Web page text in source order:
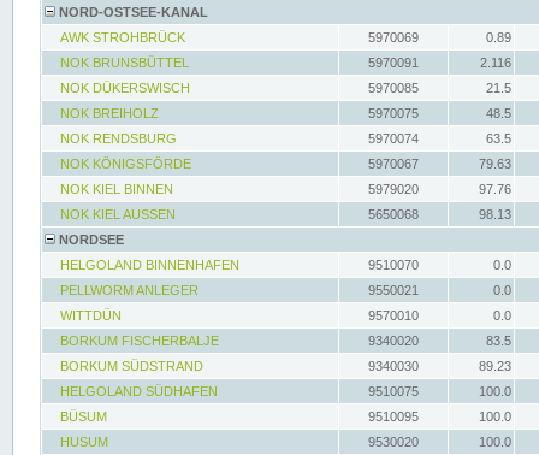
NORD-OSTSEE-KANAL
AWK STROHBRÜCK
5970069
0.89
NOK BRUNSBÜTTEL
5970091
2.116
NOK DÜKERSWISCH
5970085
21.5
NOK BREIHOLZ
5970075
48.5
NOK RENDSBURG
5970074
63.5
NOK KÖNIGSFÖRDE
5970067
79.63
NOK KIEL BINNEN
5979020
97.76
NOK KIEL AUSSEN
5650068
98.13
NORDSEE
HELGOLAND BINNENHAFEN
9510070
0.0
PELLWORM ANLEGER
9550021
0.0
WITTDÜN
9570010
0.0
BORKUM FISCHERBALJE
9340020
83.5
BORKUM SÜDSTRAND
9340030
89.23
HELGOLAND SÜDHAFEN
9510075
100.0
BÜSUM
9510095
100.0
HUSUM
9530020 100.0